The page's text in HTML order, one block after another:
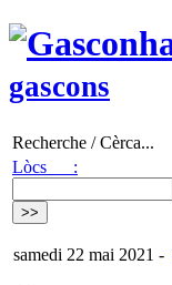
gascons
Recherche / Cèrca...
Lòcs :
samedi 22 mai 2021 -